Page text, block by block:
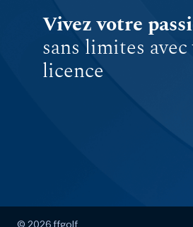
Vivez votre
sans limites avec
licence
© 2026 ffgolf